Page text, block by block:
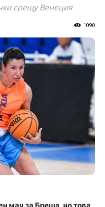
срещу Венеция
1090
мач за Бреша, но това